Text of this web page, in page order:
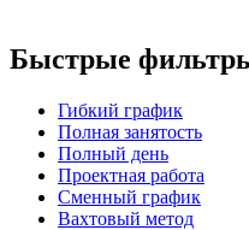
Быстрые
Гибкий график
Полная занятость
Полный день
Проектная работа
Сменный график
Вахтовый метод